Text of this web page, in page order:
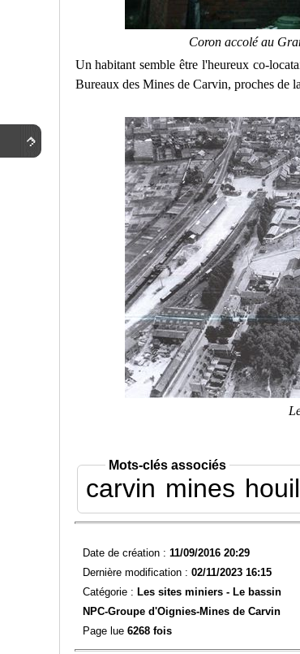

Coron accolé au
Un habitant semble être l'heureux co-
Bureaux des Mines de Carvin, proches de
Mots-clés associés
carvin mines
Date de création : 11/09/2016 20:29
Dernière modification : 02/11/2023 16:15
Catégorie : Les sites miniers - Le bassin
NPC-Groupe d'Oignies-Mines de Carvin
Page lue 6268 fois